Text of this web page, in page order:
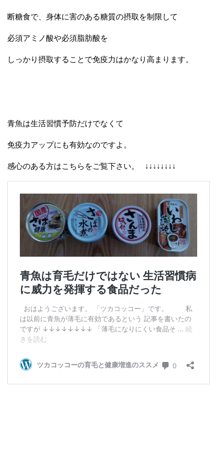
断糖食で、身体に害のある糖質の摂取を制限して
必須アミノ酸や必須脂肪酸を
しっかり摂取することで免疫力はかなり高まります。
青魚は生活習慣予防だけでなくて
免疫力アップにも有効なのですよ。
感心のある方はこちらをご覧下さい。 ↓↓↓↓↓↓↓↓